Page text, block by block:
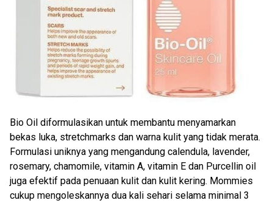
Bio Oil diformulasikan untuk membantu menyamarkan
bekas luka, stretchmarks dan warna kulit yang tidak merata.
Formulasi uniknya yang mengandung calendula, lavender,
rosemary, chamomile, vitamin A, vitamin E dan Purcellin oil
juga efektif pada penuaan kulit dan kulit kering. Mommies
cukup mengoleskannya dua kali sehari selama minimal 3